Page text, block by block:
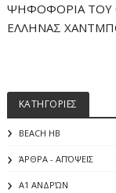
ΨΗΦΟΦΟΡΙΑ ΤΟΥ
ΕΛΛΗΝΑΣ
ΚΑΤΗΓΟΡΙΕΣ
BEACH HB
ΆΡΘΡΑ - ΑΠΌΨΕΙΣ
Α1 ΑΝΔΡΏΝ